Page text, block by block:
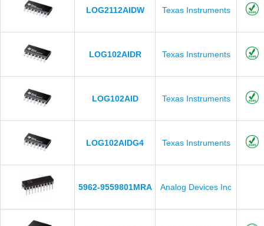
LOG2112AIDW Texas Instruments
LOG102AIDR Texas Instruments
LOG102AID Texas Instruments
LOG102AIDG4 Texas Instruments
5962-9559801MRA Analog Devices Inc